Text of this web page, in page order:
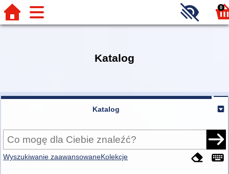
0
Katalog
Katalog
Wyszukiwanie zaawansowaneKolekcje